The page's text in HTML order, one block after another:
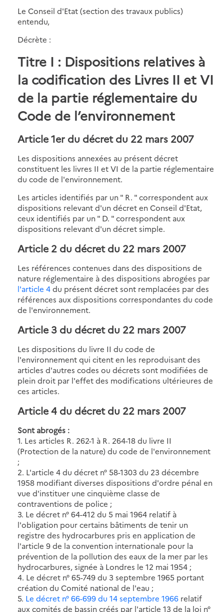
Le Conseil d'Etat (section des travaux publics)
entendu,
Décrète :
Titre I : Dispositions relatives à
la codification des Livres II et VI
de la partie réglementaire du
Code de l’environnement
Article 1er du décret du 22 mars 2007
Les dispositions annexées au présent décret
constituent les livres II et VI de la partie réglementaire
du code de l'environnement.
Les articles identifiés par un " R. " correspondent aux
dispositions relevant d'un décret en Conseil d'Etat,
ceux identifiés par un " D. " correspondent aux
dispositions relevant d'un décret simple.
Article 2 du décret du 22 mars 2007
Les références contenues dans des dispositions de
nature réglementaire à des dispositions abrogées par
l'article 4du présent décret sont remplacées par des
références aux dispositions correspondantes du code
de l'environnement.
Article 3 du décret du 22 mars 2007
Les dispositions du livre II du code de
l'environnement qui citent en les reproduisant des
articles d'autres codes ou décrets sont modifiées de
plein droit par l'effet des modifications ultérieures de
ces articles.
Article 4 du décret du 22 mars 2007
Sont abrogés :
1. Les articles R. 262-1 à R. 264-18 du livre II
(Protection de la nature) du code de l'environnement
;
2. L'article 4 du décret n° 58-1303 du 23 décembre
1958 modifiant diverses dispositions d'ordre pénal en
vue d'instituer une cinquième classe de
contraventions de police ;
3. Le décret n° 64-412 du 5 mai 1964 relatif à
l'obligation pour certains bâtiments de tenir un
registre des hydrocarbures pris en application de
l'article 9 de la convention internationale pour la
prévention de la pollution des eaux de la mer par les
hydrocarbures, signée à Londres le 12 mai 1954 ;
4. Le décret n° 65-749 du 3 septembre 1965 portant
création du Comité national de l'eau ;
5. Le décret n° 66-699 du 14 septembre 1966 relatif
aux comités de bassin créés par l'article 13 de la loi n°